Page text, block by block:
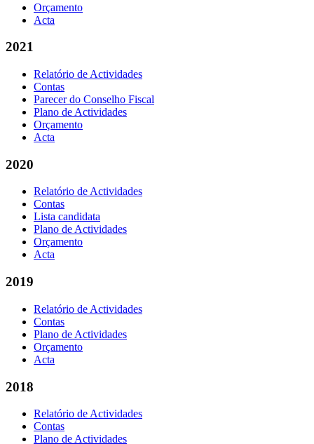
Orçamento
Acta
2021
Relatório de Actividades
Contas
Parecer do Conselho Fiscal
Plano de Actividades
Orçamento
Acta
2020
Relatório de Actividades
Contas
Lista candidata
Plano de Actividades
Orçamento
Acta
2019
Relatório de Actividades
Contas
Plano de Actividades
Orçamento
Acta
2018
Relatório de Actividades
Contas
Plano de Actividades